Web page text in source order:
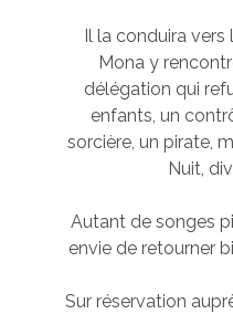
Il la conduira
Mona y
délégation qui
enfants, un
sorcière, un pirate,
Nuit,
Autant de songes
envie de retourner
Sur réservation